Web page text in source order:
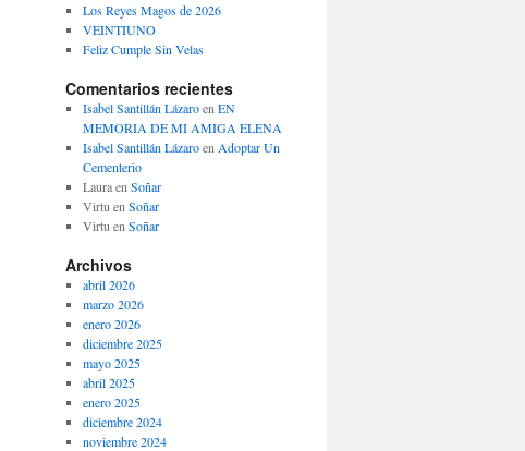
Los Reyes Magos de 2026
VEINTIUNO
Feliz Cumple Sin Velas
Comentarios recientes
Isabel Santillán Lázaroen EN
MEMORIA DE MI AMIGA ELENA
Isabel Santillán Lázaroen Adoptar Un
Cementerio
Lauraen Soñar
Virtu en Soñar
Virtu en Soñar
Archivos
abril 2026
marzo 2026
enero 2026
diciembre 2025
mayo 2025
abril 2025
enero 2025
diciembre 2024
noviembre 2024